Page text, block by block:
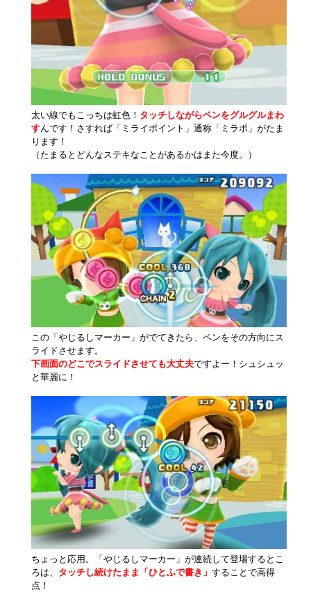
太い線でもこっちは虹色！ タッチしながらペンをグルグルまわ
すんです！さすれば「ミライポイント」通称「ミラポ」がたま
ります！
（たまるとどんなステキなことがあるかはまた今度。）
この「やじるしマーカー」がでてきたら、ペンをその方向にス
ライドさせます。
下画面のどこでスライドさせても大丈夫ですよー！シュシュッ
と華麗に！
ちょっと応用。「やじるしマーカー」が連続して登場するとこ
ろは、 タッチし続けたまま「ひとふで書き」 することで高得
点！